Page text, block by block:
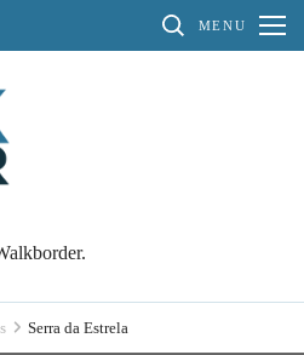
MENU
Serra da Estrela